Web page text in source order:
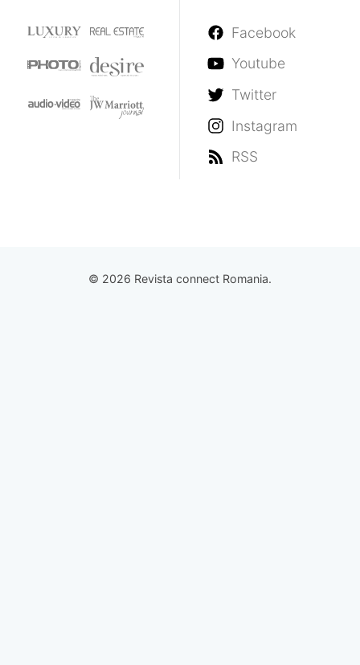
Facebook
Youtube
Twitter
Instagram
RSS
© 2026 Revista connect Romania.